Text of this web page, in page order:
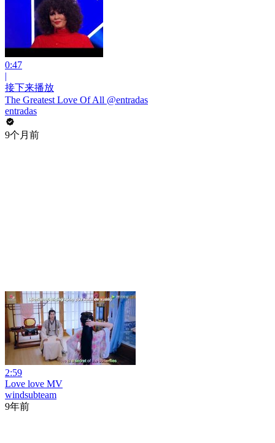
0:47
|
接下来播放
The Greatest Love Of All @entradas
entradas
9个月前
2:59
Love love MV
windsubteam
9年前